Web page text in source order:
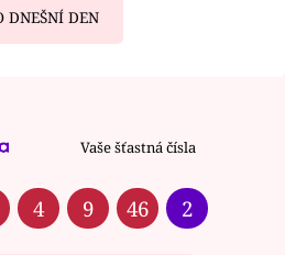
DNEŠNÍ DEN
Vaše šťastná čísla
4 9 46 2